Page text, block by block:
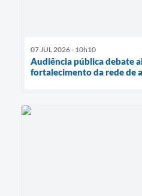
07 JUL 2026 - 10h10
Audiência pública debate
fortalecimento da rede de